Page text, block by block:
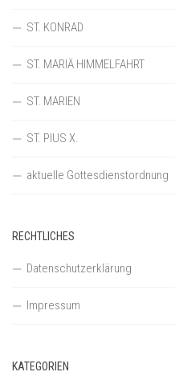
ST. KONRAD
ST. MARIÄ HIMMELFAHRT
ST. MARIEN
ST. PIUS X.
aktuelle Gottesdienstordnung
RECHTLICHES
Datenschutzerklärung
Impressum
KATEGORIEN